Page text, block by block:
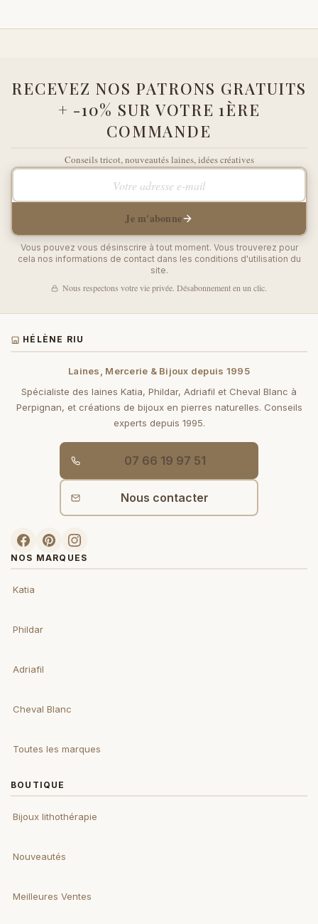
RECEVEZ NOS PATRONS GRATUITS
+ -10% SUR VOTRE 1ÈRE
COMMANDE
Conseils tricot, nouveautés laines, idées créatives
Votre adresse e-mail
Je m'abonne
Vous pouvez vous désinscrire à tout moment. Vous trouverez pour
cela nos informations de contact dans les conditions d'utilisation du
site.
Nous respectons votre vie privée. Désabonnement en un clic.
HÉLÈNE RIU
Laines, Mercerie & Bijoux depuis 1995
Spécialiste des laines Katia, Phildar, Adriafil et Cheval Blanc à
Perpignan, et créations de bijoux en pierres naturelles. Conseils
experts depuis 1995.
07 66 19 97 51
Nous contacter
NOS MARQUES
Katia
Phildar
Adriafil
Cheval Blanc
Toutes les marques
BOUTIQUE
Bijoux lithothérapie
Nouveautés
Meilleures Ventes